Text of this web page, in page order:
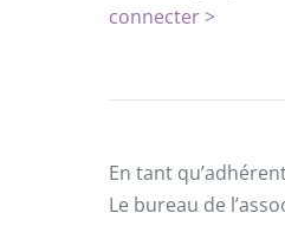
connecter >
En tant
Le bureau de